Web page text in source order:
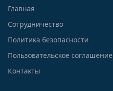
Главная
Сотрудничество
Политика безопасности
Пользовательское соглашение
Контакты